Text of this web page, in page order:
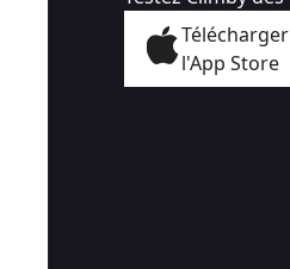
l'App Store